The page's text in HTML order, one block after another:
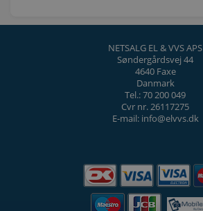
NETSALG EL & VVS APS
Søndergårdsvej 44
4640 Faxe
Danmark
Tel.: 70 200 049
Cvr nr. 26117275
E-mail: info@elvvs.dk